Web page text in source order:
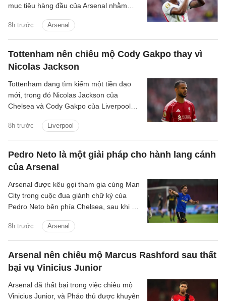
8h trước Arsenal
mục tiêu hàng đầu của Arsenal nhằm
Tottenham nên chiêu mộ Cody Gakpo thay vì
Nicolas Jackson
8h trước Liverpool
Tottenham đang tìm kiếm một tiền đạo
mới, trong đó Nicolas Jackson của
Chelsea và Cody Gakpo của Liverpool
của họ.
Pedro Neto là một giải pháp cho hành lang cánh
của Arsenal
8h trước Arsenal
Arsenal được kêu gọi tham gia cùng Man
City trong cuộc đua giành chữ ký của
Pedro Neto bên phía Chelsea, sau khi bỏ
Arsenal nên chiêu mộ Marcus Rashford sau thất
bại vụ Vinicius Junior
Arsenal đã thất bại trong việc chiêu mộ
Vinicius Junior, và Pháo thủ được khuyên